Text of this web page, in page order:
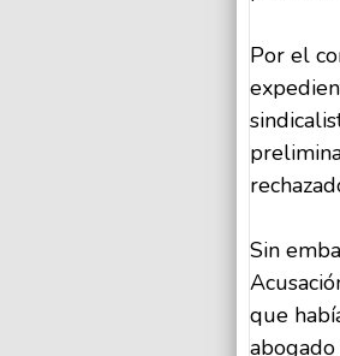
Por el
Sin
que